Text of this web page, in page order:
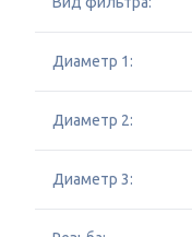
Диаметр 1:
Диаметр 2:
Диаметр 3: